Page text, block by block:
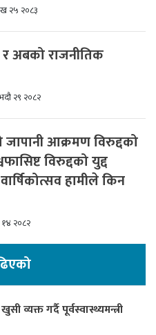
२५ २०८३
अबको राजनीतिक
२९ २०८२
जापानी आक्रमण विरुद्दको
विरुद्दको युद्द
हामीले किन
२०८२
व्यक्त गर्दै पूर्वस्वास्थ्यमन्त्री